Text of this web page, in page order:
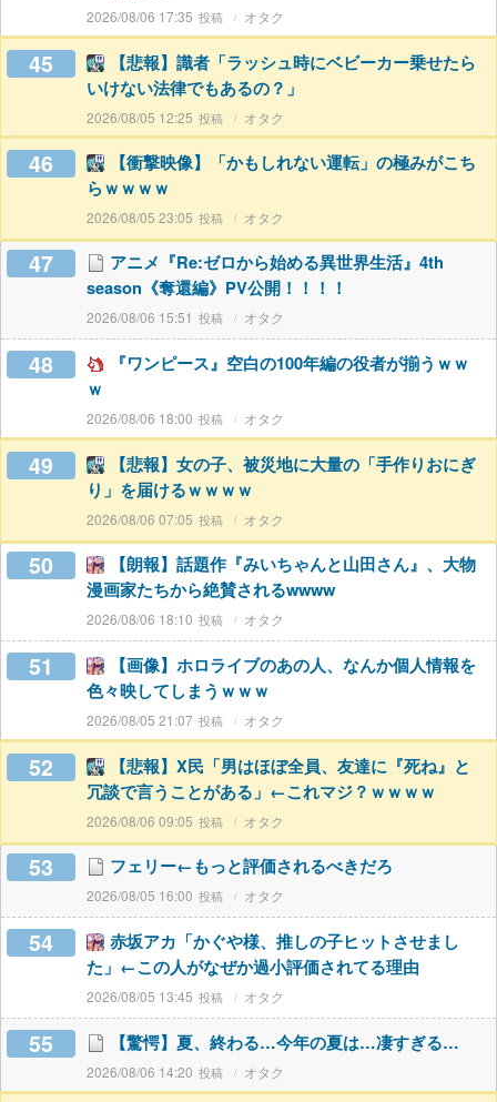
2026/08/06 17:35 オタク
45
【悲報】識者「ラッシュ時にベビーカー乗せたら
いけない法律でもあるの？」
2026/08/05 12:25 オタク
46
【衝撃映像】「かもしれない運転」の極みがこち
らｗｗｗｗ
2026/08/05 23:05 オタク
47
アニメ『Re:ゼロから始める異世界生活』4th
season《奪還編》PV公開！！！！
2026/08/06 15:51 オタク
48
『ワンピース』空白の100年編の役者が揃うｗｗ
ｗ
2026/08/06 18:00 オタク
49
【悲報】女の子、被災地に大量の「手作りおにぎ
り」を届けるｗｗｗｗ
2026/08/06 07:05 オタク
50
【朗報】話題作『みいちゃんと山田さん』、大物
漫画家たちから絶賛されるwwww
2026/08/06 18:10 オタク
51
【画像】ホロライブのあの人、なんか個人情報を
色々映してしまうｗｗｗ
2026/08/05 21:07 オタク
52
【悲報】X民「男はほぼ全員、友達に『死ね』と
冗談で言うことがある」←これマジ？ｗｗｗｗ
2026/08/06 09:05 オタク
53 フェリー←もっと評価されるべきだろ
2026/08/05 16:00 オタク
54
赤坂アカ「かぐや様、推しの子ヒットさせまし
た」←この人がなぜか過小評価されてる理由
2026/08/05 13:45 オタク
55 【驚愕】夏、終わる…今年の夏は…凄すぎる…
2026/08/06 14:20 オタク